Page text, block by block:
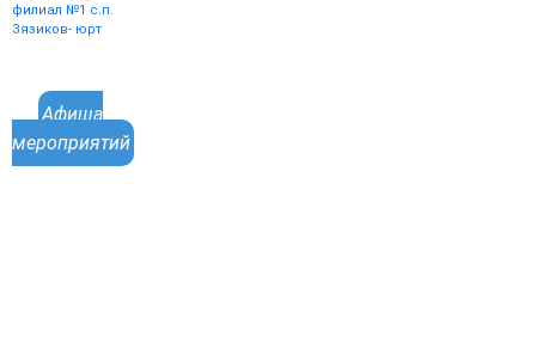
филиал №1 с.п.
Зязиков- юрт
Афиша
мероприятий